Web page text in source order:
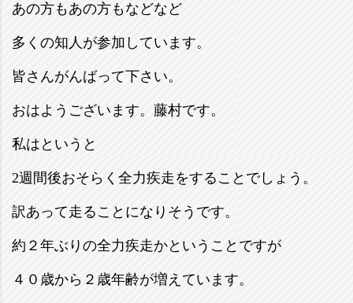
あの方もあの方もなどなど
多くの知人が参加しています。
皆さんがんばって下さい。
おはようございます。藤村です。
私はというと
2週間後おそらく全力疾走をすることでしょう。
訳あって走ることになりそうです。
約２年ぶりの全力疾走かということですが
４０歳から２歳年齢が増えています。